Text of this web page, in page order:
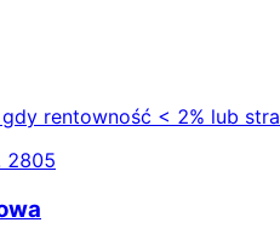
rentowność < 2% lub
2805